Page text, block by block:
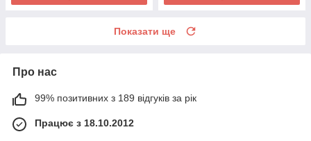
Показати ще
Про нас
99% позитивних з 189 відгуків за рік
Працює з 18.10.2012